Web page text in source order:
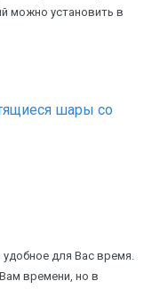
можно установить в
шары со
для Вас время.
времени, но в